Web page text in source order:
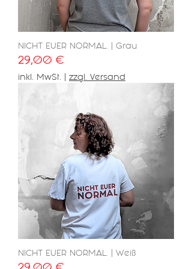
NICHT EUER NORMAL. | Grau
Preis
29,00 €
inkl. MwSt. zzgl. Versand
NICHT EUER NORMAL. | Weiß